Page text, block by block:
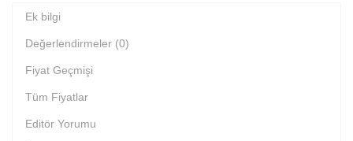
Ek bilgi
Değerlendirmeler (0)
Fiyat Geçmişi
Tüm Fiyatlar
Editör Yorumu